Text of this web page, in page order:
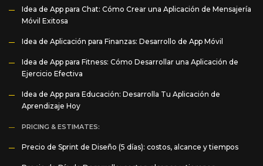
Idea de App para Chat: Cómo Crear una Aplicación de Mensajería
Móvil Exitosa
Idea de Aplicación para Finanzas: Desarrollo de App Móvil
Idea de App para Fitness: Cómo Desarrollar una Aplicación de
Ejercicio Efectiva
Idea de App para Educación: Desarrolla Tu Aplicación de
Aprendizaje Hoy
PRICING & ESTIMATES:
Precio de Sprint de Diseño (5 días): costos, alcance y tiempos